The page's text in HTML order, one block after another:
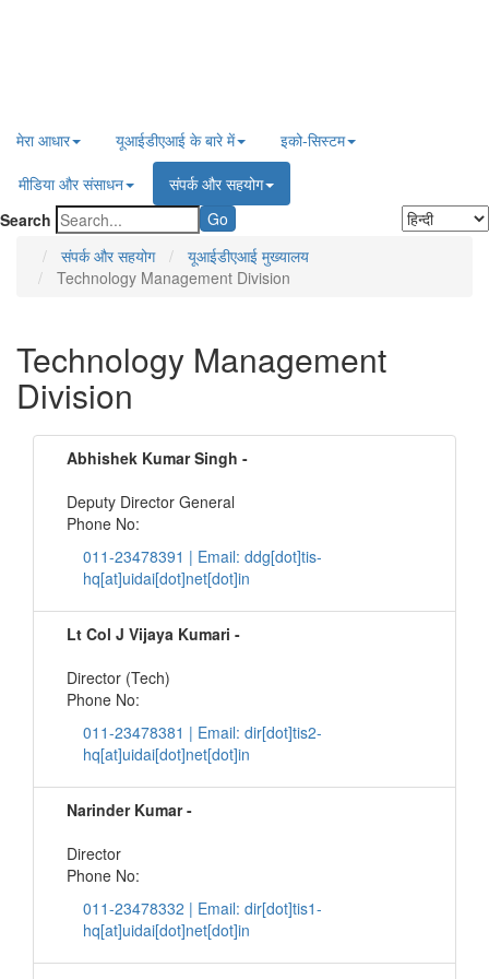
मेरा आधार यूआईडीएआई के बारे में
इको-सिस्‍टम
मीडिया और संसाधन
संपर्क और स‍हयोग
Search
Go
संपर्क और स‍हयोग
यूआईडीएआई मुख्यालय
Technology Management Division
Technology Management
Division
Abhishek Kumar Singh -
Deputy Director General
Phone No:
011-23478391 | Email: ddg[dot]tis-
hq[at]uidai[dot]net[dot]in
Lt Col J Vijaya Kumari -
Director (Tech)
Phone No:
011-23478381 | Email: dir[dot]tis2-
hq[at]uidai[dot]net[dot]in
Narinder Kumar -
Director
Phone No:
011-23478332 | Email: dir[dot]tis1-
hq[at]uidai[dot]net[dot]in